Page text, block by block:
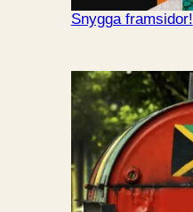
Snygga framsidor!